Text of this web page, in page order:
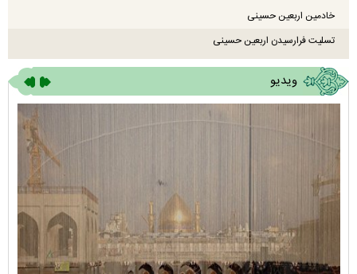
خادمین اربعین حسینی
تسلیت فرارسیدن اربعین حسینی
ویدیو